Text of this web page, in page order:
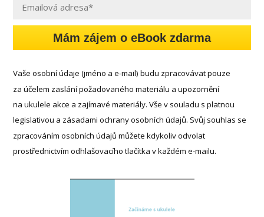
Mám zájem o eBook zdarma
Vaše osobní údaje (jméno a e-mail) budu zpracovávat pouze
za účelem zaslání požadovaného materiálu a upozornění
na ukulele akce a zajímavé materiály. Vše v souladu s platnou
legislativou a zásadami ochrany osobních údajů. Svůj souhlas se
zpracováním osobních údajů můžete kdykoliv odvolat
prostřednictvím odhlašovacího tlačítka v každém e-mailu.